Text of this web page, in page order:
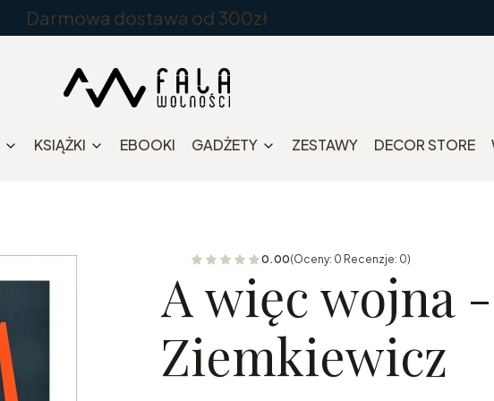
Darmowa dostawa od 300zł
KSIĄŻKI EBOOKI GADŻETY ZESTAWY DECOR STORE
0.00(Oceny: 0 Recenzje: 0)
A więc wojna -
Ziemkiewicz